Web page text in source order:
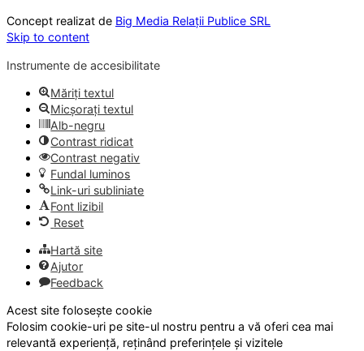
Concept realizat de Big Media Relații Publice SRL
Skip to content
Instrumente de accesibilitate
Măriți textul
Micșorați textul
Alb-negru
Contrast ridicat
Contrast negativ
Fundal luminos
Link-uri subliniate
Font lizibil
Reset
Hartă site
Ajutor
Feedback
Acest site folosește cookie
Folosim cookie-uri pe site-ul nostru pentru a vă oferi cea mai
relevantă experiență, reținând preferințele și vizitele